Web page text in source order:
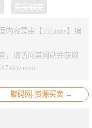
购买软文
内容是由【55Links】编
，请访问其网站并获取
聚码网-资源买卖 →